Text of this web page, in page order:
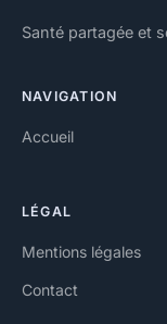
Santé partagée et
NAVIGATION
Accueil
LÉGAL
Mentions légales
Contact